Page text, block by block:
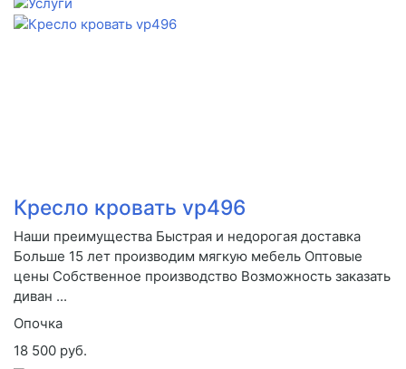
Кресло кровать vp496
Наши преимущества Быстрая и недорогая доставка
Больше 15 лет производим мягкую мебель Оптовые
цены Собственное производство Возможность заказать
диван ...
Опочка
18 500 руб.